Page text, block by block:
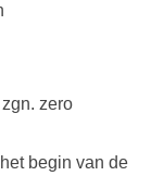
zero
begin van de